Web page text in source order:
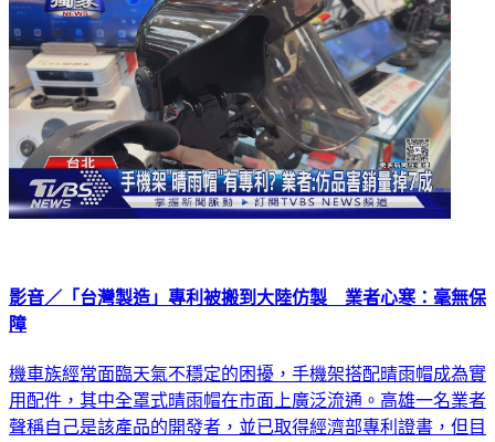
影音／「台灣製造」專利被搬到大陸仿製 業者心寒：毫無保
障
機車族經常面臨天氣不穩定的困擾，手機架搭配晴雨帽成為實
用配件，其中全罩式晴雨帽在市面上廣泛流通。高雄一名業者
聲稱自己是該產品的開發者，並已取得經濟部專利證書，但目